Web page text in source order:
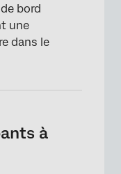
bord
une
dans le
à